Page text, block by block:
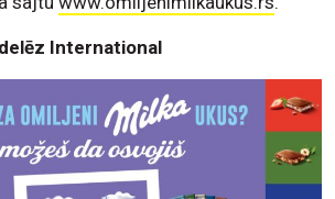
International